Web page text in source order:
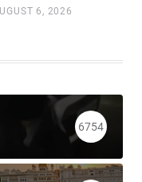
6, 2026
6754